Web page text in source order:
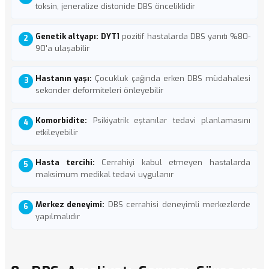
toksin, jeneralize distonide DBS önceliklidir
Genetik altyapı: DYT1 pozitif hastalarda DBS yanıtı %80-
90'a ulaşabilir
Hastanın yaşı: Çocukluk çağında erken DBS müdahalesi
sekonder deformiteleri önleyebilir
Komorbidite: Psikiyatrik eştanılar tedavi planlamasını
etkileyebilir
Hasta tercihi: Cerrahiyi kabul etmeyen hastalarda
maksimum medikal tedavi uygulanır
Merkez deneyimi: DBS cerrahisi deneyimli merkezlerde
yapılmalıdır